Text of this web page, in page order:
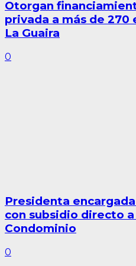
Otorgan
privada a más de
La Guaira
0
Presidenta
con subsidio directo
Condominio
0